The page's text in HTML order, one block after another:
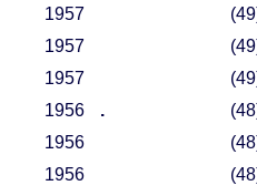
1957 49
1957 49
1957 49
1956 . 48
1956 48
1956 48